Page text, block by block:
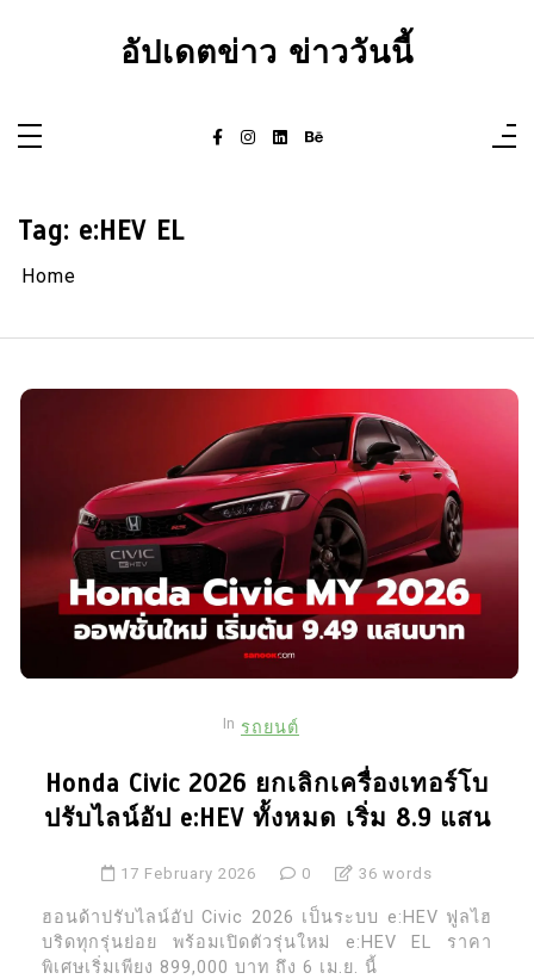
อัปเดตข่าว ข่าววันนี้
Tag: e:HEV EL
Home
In รถยนต์
Honda Civic 2026 ยกเลิกเครื่องเทอร์โบ
ปรับไลน์อัป e:HEV ทั้งหมด เริ่ม 8.9 แสน
17 February 2026 0 36 words
ฮอนด้าปรับไลน์อัป Civic 2026 เป็นระบบ e:HEV ฟูลไฮ
บริดทุกรุ่นย่อย พร้อมเปิดตัวรุ่นใหม่ e:HEV EL ราคา
พิเศษเริ่มเพียง 899,000 บาท ถึง 6 เม.ย. นี้